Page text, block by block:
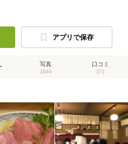
アプリで保存
写真
1644
口コミ
371